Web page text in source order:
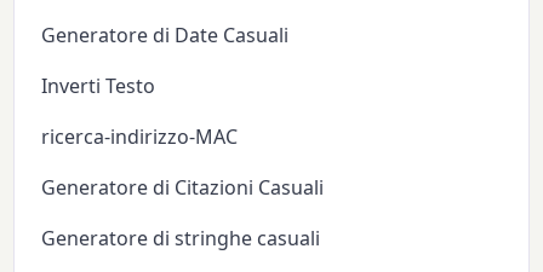
Generatore di Date Casuali
Inverti Testo
ricerca-indirizzo-MAC
Generatore di Citazioni Casuali
Generatore di stringhe casuali